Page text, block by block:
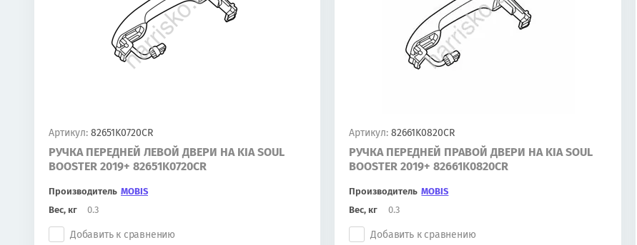
Артикул: 82651K0720CR
РУЧКА ПЕРЕДНЕЙ ЛЕВОЙ ДВЕРИ НА KIA SOUL
BOOSTER 2019+ 82651K0720CR
Производитель MOBIS
Вес, кг
0.3
Добавить к сравнению
Артикул: 82661K0820CR
РУЧКА ПЕРЕДНЕЙ ПРАВОЙ ДВЕРИ НА KIA SOUL
BOOSTER 2019+ 82661K0820CR
Производитель MOBIS
Вес, кг
0.3
Добавить к сравнению